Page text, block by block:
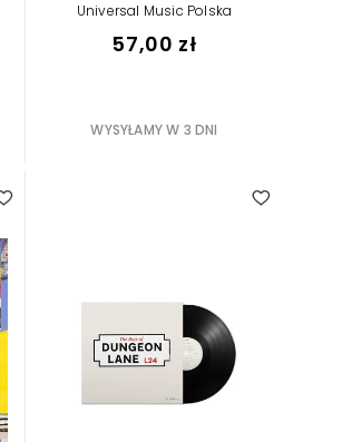
Universal Music Polska
57,00 zł
WYSYŁAMY W 3 DNI